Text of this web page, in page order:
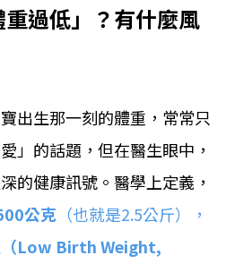
過低」？有什麼風
出生那一刻的體重，常常只
」的話題，但在醫生眼中，
的健康訊號。醫學上定義，
公克 （也就是2.5公斤），
（Low Birth Weight,